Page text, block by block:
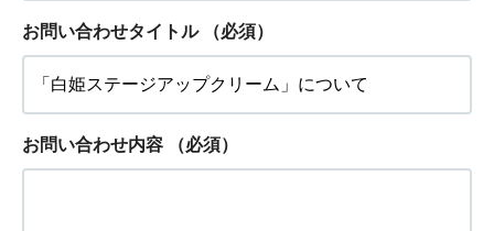
お問い合わせタイトル （必須）
お問い合わせ内容 （必須）